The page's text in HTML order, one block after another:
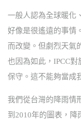
一般人認為全球暖化
好像是很遙遠的事情
而改變。但劇烈天氣
也因為如此，IPCC
保守。這不能夠當成
我們從台灣的降雨情
到2010年的圖表，降